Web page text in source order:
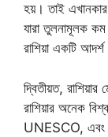
হয়। তাই
যারা তুলনামূলক
রাশিয়া একটি
দ্বিতীয়ত, রাশিয়ার
রাশিয়ার অনেক
UNESCO, এবং